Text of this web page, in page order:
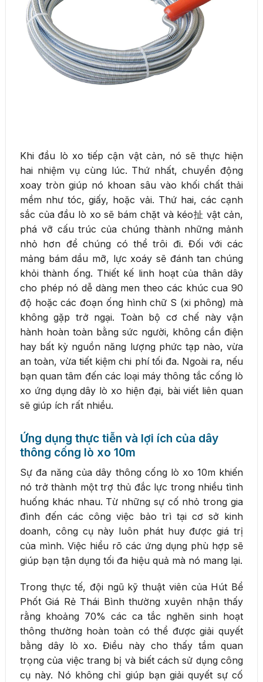
Khi đầu lò xo tiếp cận vật cản, nó sẽ thực hiện
hai nhiệm vụ cùng lúc. Thứ nhất, chuyển động
xoay tròn giúp nó khoan sâu vào khối chất thải
mềm như tóc, giấy, hoặc vải. Thứ hai, các cạnh
sắc của đầu lò xo sẽ bám chặt và kéo扯 vật cản,
phá vỡ cấu trúc của chúng thành những mảnh
nhỏ hơn để chúng có thể trôi đi. Đối với các
mảng bám dầu mỡ, lực xoáy sẽ đánh tan chúng
khỏi thành ống. Thiết kế linh hoạt của thân dây
cho phép nó dễ dàng men theo các khúc cua 90
độ hoặc các đoạn ống hình chữ S (xi phông) mà
không gặp trở ngại. Toàn bộ cơ chế này vận
hành hoàn toàn bằng sức người, không cần điện
hay bất kỳ nguồn năng lượng phức tạp nào, vừa
an toàn, vừa tiết kiệm chi phí tối đa. Ngoài ra, nếu
bạn quan tâm đến các loại máy thông tắc cống lò
xo ứng dụng dây lò xo hiện đại, bài viết liên quan
sẽ giúp ích rất nhiều.
Ứng dụng thực tiễn và lợi ích của dây
thông cống lò xo 10m
Sự đa năng của dây thông cống lò xo 10m khiến
nó trở thành một trợ thủ đắc lực trong nhiều tình
huống khác nhau. Từ những sự cố nhỏ trong gia
đình đến các công việc bảo trì tại cơ sở kinh
doanh, công cụ này luôn phát huy được giá trị
của mình. Việc hiểu rõ các ứng dụng phù hợp sẽ
giúp bạn tận dụng tối đa hiệu quả mà nó mang lại.
Trong thực tế, đội ngũ kỹ thuật viên của Hút Bể
Phốt Giá Rẻ Thái Bình thường xuyên nhận thấy
rằng khoảng 70% các ca tắc nghẽn sinh hoạt
thông thường hoàn toàn có thể được giải quyết
bằng dây lò xo. Điều này cho thấy tầm quan
trọng của việc trang bị và biết cách sử dụng công
cụ này. Nó không chỉ giúp bạn giải quyết sự cố